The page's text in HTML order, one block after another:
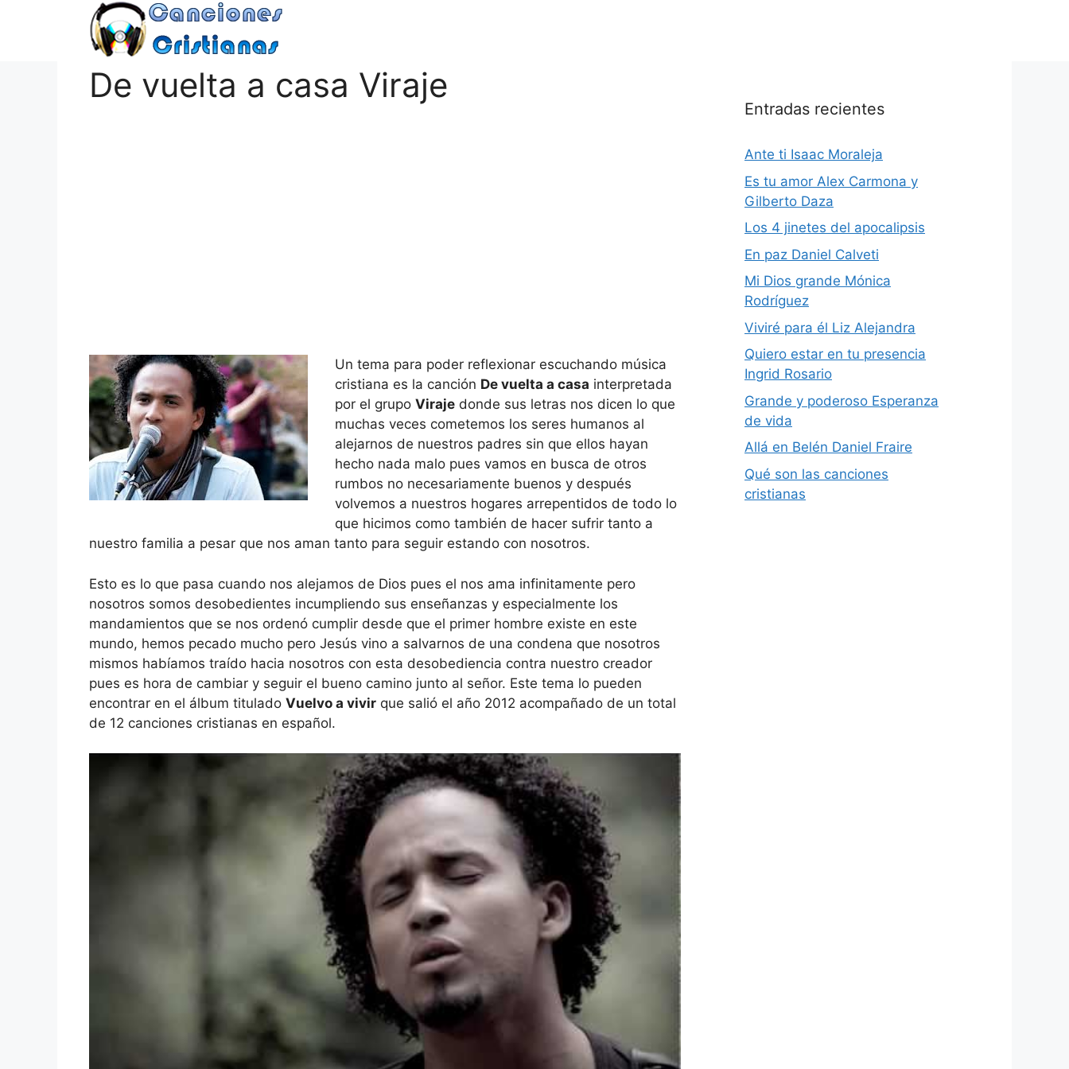
De vuelta a casa Viraje
Un tema para poder reflexionar escuchando música
cristiana es la canción De vuelta a casa interpretada
por el grupo Viraje donde sus letras nos dicen lo que
muchas veces cometemos los seres humanos al
alejarnos de nuestros padres sin que ellos hayan
hecho nada malo pues vamos en busca de otros
rumbos no necesariamente buenos y después
volvemos a nuestros hogares arrepentidos de todo lo
que hicimos como también de hacer sufrir tanto a
nuestro familia a pesar que nos aman tanto para seguir estando con nosotros.
Esto es lo que pasa cuando nos alejamos de Dios pues el nos ama infinitamente pero
nosotros somos desobedientes incumpliendo sus enseñanzas y especialmente los
mandamientos que se nos ordenó cumplir desde que el primer hombre existe en este
mundo, hemos pecado mucho pero Jesús vino a salvarnos de una condena que nosotros
mismos habíamos traído hacia nosotros con esta desobediencia contra nuestro creador
pues es hora de cambiar y seguir el bueno camino junto al señor. Este tema lo pueden
encontrar en el álbum titulado Vuelvo a vivir que salió el año 2012 acompañado de un total
de 12 canciones cristianas en español.
Entradas recientes
Ante ti Isaac Moraleja
Es tu amor Alex Carmona y
Gilberto Daza
Los 4 jinetes del apocalipsis
En paz Daniel Calveti
Mi Dios grande Mónica
Rodríguez
Viviré para él Liz Alejandra
Quiero estar en tu presencia
Ingrid Rosario
Grande y poderoso Esperanza
de vida
Allá en Belén Daniel Fraire
Qué son las canciones
cristianas